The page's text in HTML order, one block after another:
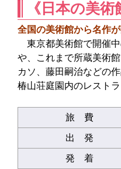
《日本の美
全国の美術館から名作
東京都美術館で開催中
や、これまで所蔵美術
カソ、藤田嗣治などの
椿山荘庭園内のレスト
旅 費
出 発
発 着